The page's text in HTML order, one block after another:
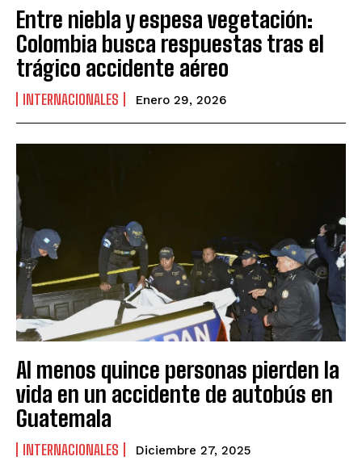
Entre niebla y espesa vegetación:
Colombia busca respuestas tras el
trágico accidente aéreo
INTERNACIONALES Enero 29, 2026
Al menos quince personas pierden la
vida en un accidente de autobús en
Guatemala
INTERNACIONALES Diciembre 27, 2025